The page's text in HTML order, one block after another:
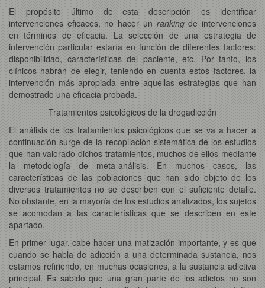
El propósito último de esta descripción es identificar
intervenciones eficaces, no hacer un rankingde intervenciones
en términos de eficacia. La selección de una estrategia de
intervención particular estaría en función de diferentes factores:
disponibilidad, características del paciente, etc. Por tanto, los
clínicos habrán de elegir, teniendo en cuenta estos factores, la
intervención más apropiada entre aquellas estrategias que han
demostrado una eficacia probada.
Tratamientos psicológicos de la drogadicción
El análisis de los tratamientos psicológicos que se va a hacer a
continuación surge de la recopilación sistemática de los estudios
que han valorado dichos tratamientos, muchos de ellos mediante
la metodología de meta-análisis. En muchos casos, las
características de las poblaciones que han sido objeto de los
diversos tratamientos no se describen con el suficiente detalle.
No obstante, en la mayoría de los estudios analizados, los sujetos
se acomodan a las características que se describen en este
apartado.
En primer lugar, cabe hacer una matización importante, y es que
cuando se habla de adicción a una determinada sustancia, nos
estamos refiriendo, en muchas ocasiones, a la sustancia adictiva
principal. Es sabido que una gran parte de los adictos no son